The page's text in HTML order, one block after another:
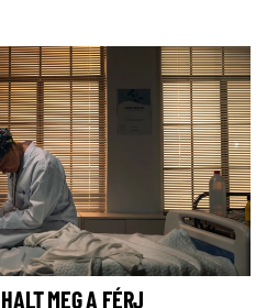
MEG A FÉRJ